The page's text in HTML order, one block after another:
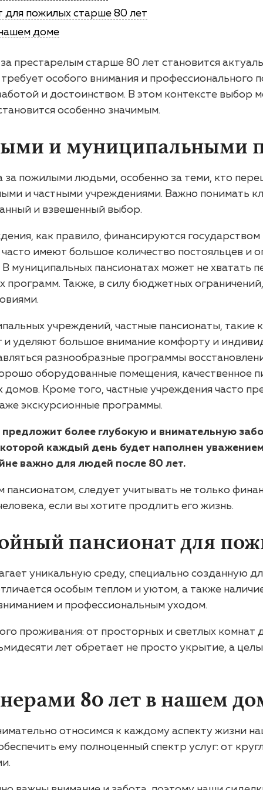
для пожилых старше 80 лет
доме
престарелым старше 80 лет становится
особого внимания и профессионального
и достоинством. В этом контексте
особенно значимым.
и муниципальными
за пожилыми людьми, особенно за теми, кто
и частными учреждениями. Важно понимать
и взвешенный выбор.
как правило, финансируются
имеют большое количество постояльцев и
муниципальных пансионатах может не хватать
программ. Также, в силу бюджетных
учреждений, частные пансионаты, такие
и уделяют большое внимание комфорту и
разнообразные программы
оборудованные помещения, качественное
домов. Кроме того, частные учреждения часто
экскурсионные программы.
более глубокую и внимательную
каждый день будет наполнен
важно для людей после 80 лет.
следует учитывать не только
если вы хотите продлить его жизнь.
пансионат для
уникальную среду, специально созданную
особым теплом и уютом, а также
и профессиональным уходом.
проживания: от просторных и светлых
лет обретает не просто укрытие, а
80 лет в нашем
относимся к каждому аспекту жизни
ему полноценный спектр услуг: от